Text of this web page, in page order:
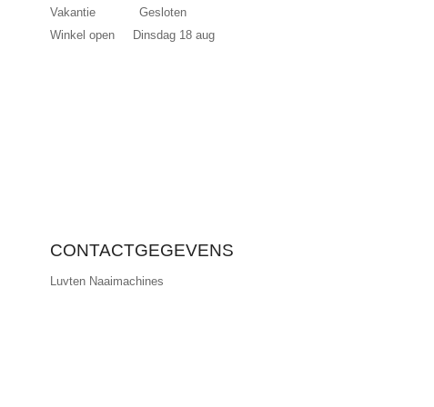
Vakantie Gesloten
Winkel open Dinsdag 18 aug
CONTACTGEGEVENS
Luyten Naaimachines